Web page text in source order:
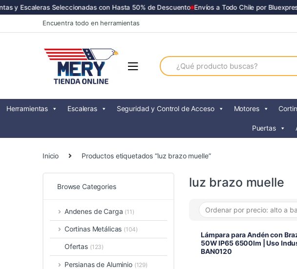
y Escaleras Seleccionadas con Hasta 50% de Descuento Envíos a Todo Chile por Bluexpress
to
to
Encuentra todo en herramientas
Search
for:
Herramientas Escaleras Seguridad y Control de Acceso Motores
Puertas
Inicio Productos etiquetados “luz brazo muelle”
luz brazo muelle
Lámpara para Andén con
50W IP65 6500lm | Uso
BAN0120
Browse Categories
Andenes de Carga (11)
Cortinas Metálicas (104)
Ofertas (123)
Persianas de Aluminio (129)